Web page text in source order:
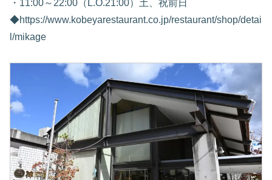
・11:00～22:00（L.O.21:00）土、祝前日
◆https://www.kobeyarestaurant.co.jp/restaurant/shop/detai
l/mikage